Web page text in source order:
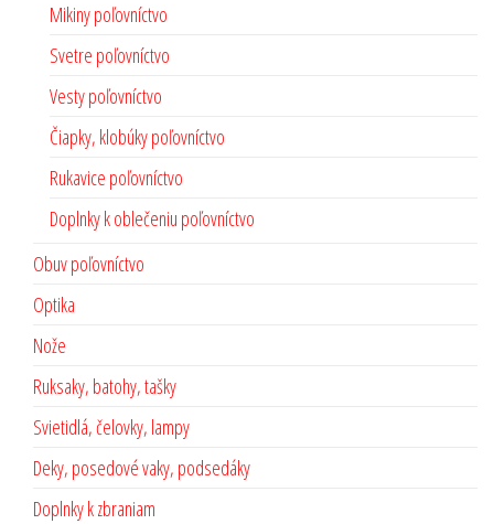
Mikiny poľovníctvo
Svetre poľovníctvo
Vesty poľovníctvo
Čiapky, klobúky poľovníctvo
Rukavice poľovníctvo
Doplnky k oblečeniu poľovníctvo
Obuv poľovníctvo
Optika
Nože
Ruksaky, batohy, tašky
Svietidlá, čelovky, lampy
Deky, posedové vaky, podsedáky
Doplnky k zbraniam